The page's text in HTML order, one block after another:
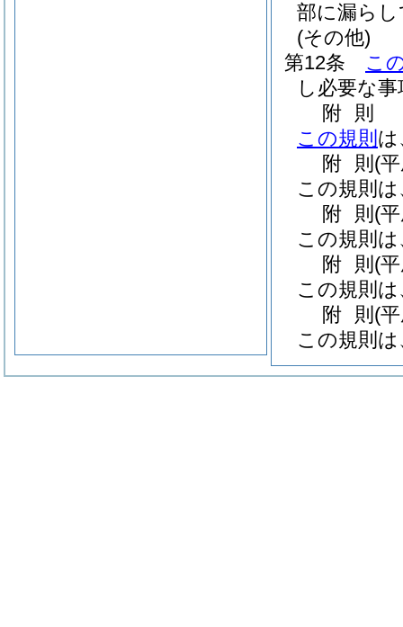
部に漏ら
(その他)
第12条
こ
し必要な
附 則
この規則 は
附 則 (
この規則
附 則 (
この規則
附 則 (
この規則
附 則 (
この規則